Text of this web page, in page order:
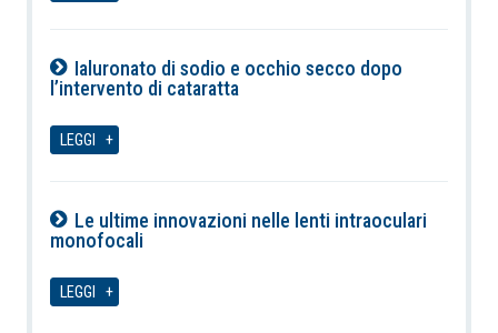
Ialuronato di sodio e occhio secco dopo
l’intervento di cataratta
LEGGI
Le ultime innovazioni nelle lenti intraoculari
monofocali
LEGGI